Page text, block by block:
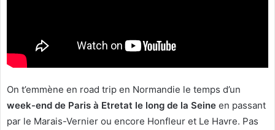
On t’emmène en road trip en Normandie le temps d’un
week-end de Paris à Etretat le long de la Seine en passant
par le Marais-Vernier ou encore Honfleur et Le Havre. Pas